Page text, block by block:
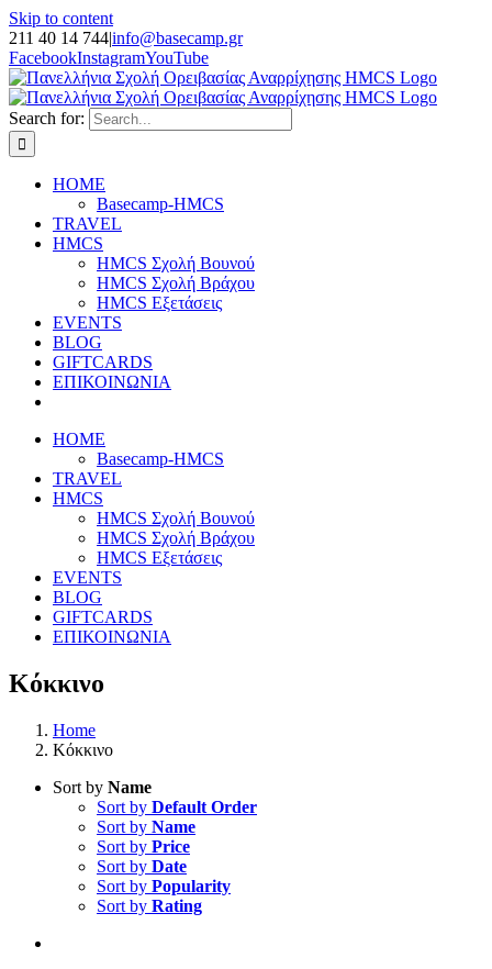
Skip to content
211 40 14 744|info@basecamp.gr
FacebookInstagramYouTube
Search for:
HOME
Basecamp-HMCS
TRAVEL
HMCS
HMCS Σχολή Βουνού
HMCS Σχολή Βράχου
HMCS Εξετάσεις
EVENTS
BLOG
GIFTCARDS
ΕΠΙΚΟΙΝΩΝΙΑ
HOME
Basecamp-HMCS
TRAVEL
HMCS
HMCS Σχολή Βουνού
HMCS Σχολή Βράχου
HMCS Εξετάσεις
EVENTS
BLOG
GIFTCARDS
ΕΠΙΚΟΙΝΩΝΙΑ
Κόκκινο
Home
Κόκκινο
Sort by Name
Sort by Default Order
Sort by Name
Sort by Price
Sort by Date
Sort by Popularity
Sort by Rating